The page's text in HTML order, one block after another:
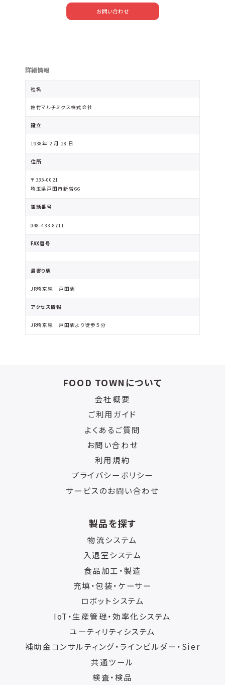
お問い合わせ
詳細情報
社名
佐竹マルチミクス株式会社
設立
1938年 2 月 28 日
住所
〒335-0021
埼玉県戸田市新曽66
電話番号
048-433-8711
FAX番号
最寄り駅
JR埼京線 戸田駅
アクセス情報
JR埼京線 戸田駅より徒歩５分
FOOD TOWNについて
会社概要
ご利用ガイド
よくあるご質問
お問い合わせ
利用規約
プライバシーポリシー
サービスのお問い合わせ
製品を探す
物流システム
入退室システム
食品加工・製造
充填・包装・ケーサー
ロボットシステム
IoT・生産管理・効率化システム
ユーティリティシステム
補助金コンサルティング・ラインビルダー・Sier
共通ツール
検査・検品